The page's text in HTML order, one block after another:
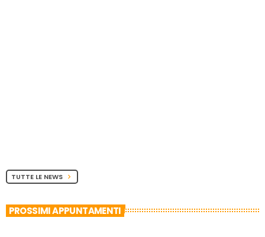
TUTTE LE NEWS chevron_right
PROSSIMI APPUNTAMENTI